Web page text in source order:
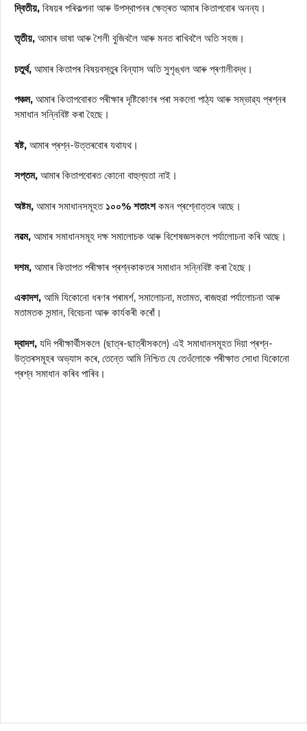
দ্বিতীয়, বিষয়ৰ পৰিকল্পনা আৰু উপস্থাপনৰ ক্ষেত্ৰত আমাৰ কিতাপবোৰ অনন্য।
তৃতীয়, আমাৰ ভাষা আৰু শৈলী বুজিবলৈ আৰু মনত ৰাখিবলৈ অতি সহজ।
চতুৰ্থ, আমাৰ কিতাপৰ বিষয়বস্তুৰ বিন্যাস অতি সুশৃঙ্খল আৰু প্ৰণালীবদ্ধ।
পঞ্চম, আমাৰ কিতাপবোৰত পৰীক্ষাৰ দৃষ্টিকোণৰ পৰা সকলো পাঠ্য আৰু সম্ভাৱ্য প্ৰশ্নৰ
সমাধান সন্নিবিষ্ট কৰা হৈছে।
ষষ্ট, আমাৰ প্ৰশ্ন-উত্তৰবোৰ যথাযথ।
সপ্তম, আমাৰ কিতাপবোৰত কোনো বাহুল্যতা নাই।
অষ্টম, আমাৰ সমাধানসমূহত ১০০% শতাংশকমন প্ৰশ্নোত্তৰ আছে।
নৱম, আমাৰ সমাধানসমূহ দক্ষ সমালোচক আৰু বিশেষজ্ঞসকলে পৰ্যালোচনা কৰি আছে।
দশম, আমাৰ কিতাপত পৰীক্ষাৰ প্ৰশ্নকাকতৰ সমাধান সন্নিবিষ্ট কৰা হৈছে।
একাদশ, আমি যিকোনো ধৰণৰ পৰামৰ্শ, সমালোচনা, মতামত, ৰাজহুৱা পৰ্যালোচনা আৰু
মতামতক সন্মান, বিবেচনা আৰু কাৰ্যকৰী কৰোঁ।
দ্বাদশ, যদি পৰীক্ষাৰ্থীসকলে (ছাত্ৰ-ছাত্ৰীসকলে) এই সমাধানসমূহত দিয়া প্ৰশ্ন-
উত্তৰসমূহৰ অভ্যাস কৰে, তেন্তে আমি নিশ্চিত যে তেওঁলোকে পৰীক্ষাত সোধা যিকোনো
প্ৰশ্ন সমাধান কৰিব পাৰিব।